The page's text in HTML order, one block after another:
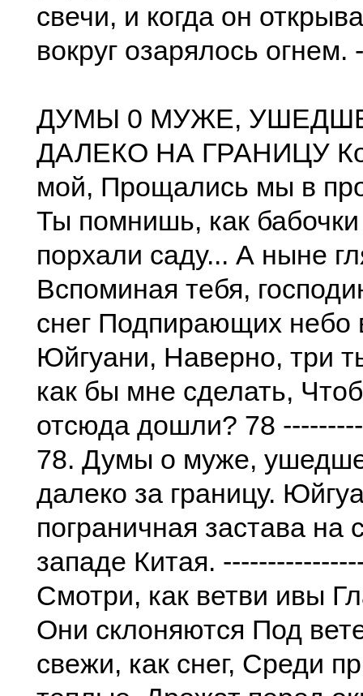
свечи, и когда он
вокруг озарялось огнем.
ДУМЫ 0 МУЖЕ,
ДАЛЕКО НА ГРАНИЦУ
мой, Прощались мы в
Ты помнишь, как
порхали саду... А ныне
Вспоминая тебя,
снег Подпирающих
Юйгуани, Наверно, три
как бы мне сделать,
отсюда дошли? 78
78. Думы о муже,
далеко за границу.
пограничная застава на
западе Китая.
Смотри, как ветви ивы
Они склоняются Под
свежи, как снег, Среди